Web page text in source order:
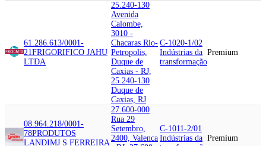
61.286.613/0001-
21FRIGORIFICO JAHU
LTDA
25.240-130
Avenida
Calombe,
3010 -
Chacaras Rio-
Petropolis,
Duque de
Caxias - RJ,
25.240-130
Duque de
Caxias, RJ
C-1020-1/02
Indústrias da
transformação
Premium
08.964.218/0001-
78PRODUTOS
LANDIMJ S FERREIRA
27.600-000
Rua 29
Setembro,
2400, Valenca
C-1011-2/01
Indústrias da Premium